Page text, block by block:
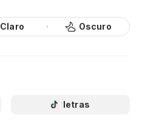
Claro Oscuro
letras